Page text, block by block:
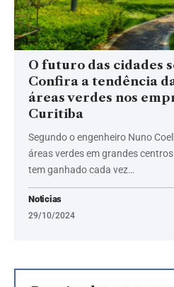
O futuro das cidades
Confira a tendência
áreas verdes nos
Curitiba
Segundo o engenheiro Nuno
áreas verdes em grandes
tem ganhado cada vez…
Noticias
29/10/2024